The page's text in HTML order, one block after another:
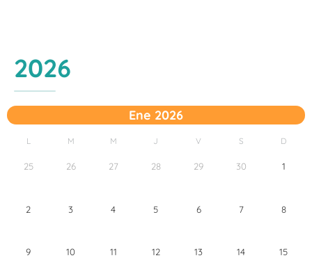
2026
Ene 2026
L M M J V S D
25 26 27 28 29 30 1
2 3 4 5 6 7 8
9 10 11 12 13 14 15